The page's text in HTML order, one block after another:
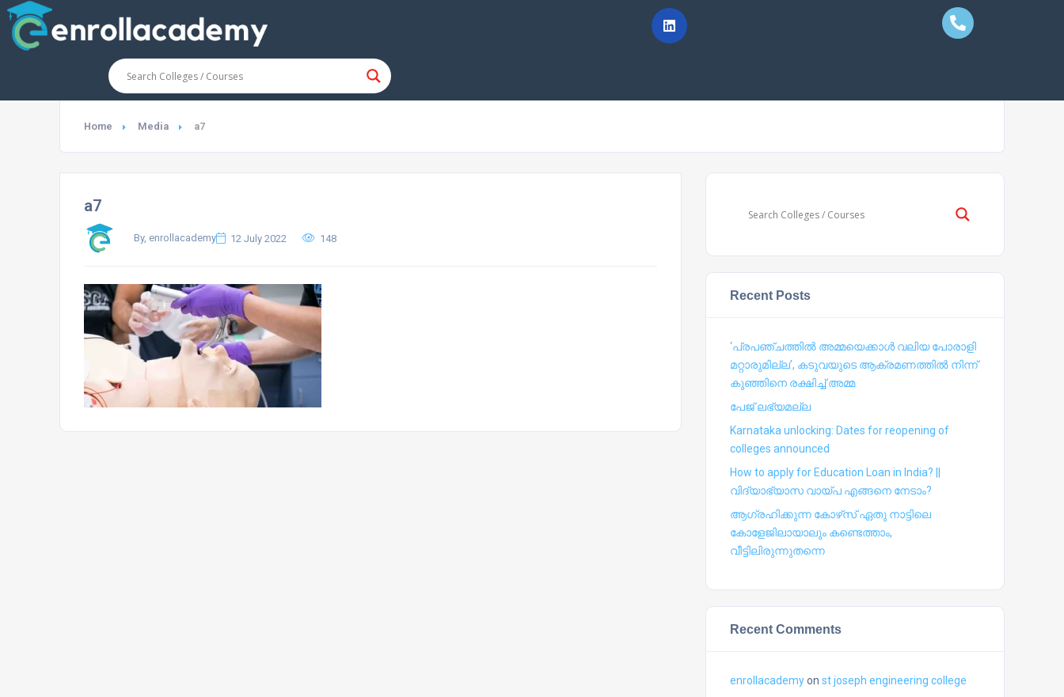
Home Media a7
a7
By, enrollacademy 12 July 2022 148
Recent Posts
‘പ്രപഞ്ചത്തില്‍ അമ്മയെക്കാള്‍ വലിയ പോരാളി
മറ്റാരുമില്ല’, കടുവയുടെ ആക്രമണത്തില്‍ നിന്ന്
കുഞ്ഞിനെ രക്ഷിച്ച് അമ്മ
പേജ് ലഭ്യമല്ല
Karnataka unlocking: Dates for reopening of
colleges announced
How to apply for Education Loan in India? ||
വിദ്യാഭ്യാസ വായ്പ എങ്ങനെ നേടാം?
ആഗ്രഹിക്കുന്ന കോഴ്‍സ് ഏതു നാട്ടിലെ
കോളേജിലായാലും കണ്ടെത്താം,
വീട്ടിലിരുന്നുതന്നെ
Recent Comments
enrollacademyon st joseph engineering college